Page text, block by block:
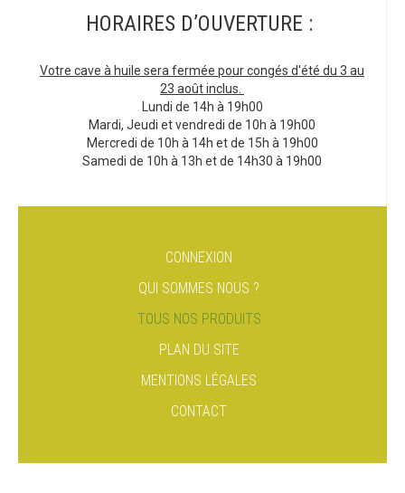
HORAIRES D’OUVERTURE :
Votre cave à huile sera fermée pour congés d'été du 3 au
23 août inclus.
Lundi de 14h à 19h00
Mardi, Jeudi et vendredi de 10h à 19h00
Mercredi de 10h à 14h et de 15h à 19h00
Samedi de 10h à 13h et de 14h30 à 19h00
CONNEXION
QUI SOMMES NOUS ?
TOUS NOS PRODUITS
PLAN DU SITE
MENTIONS LÉGALES
CONTACT